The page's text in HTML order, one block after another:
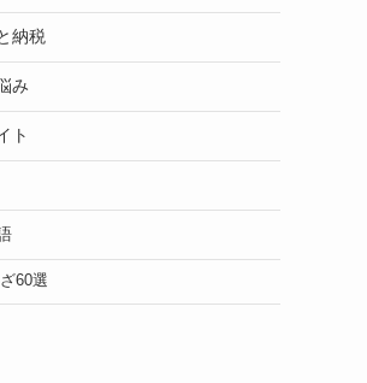
納税
み
ト
60選